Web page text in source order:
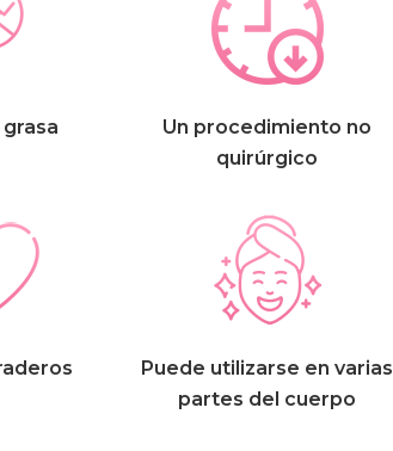
Un procedimiento no
quirúrgico
Puede utilizarse en varias
partes del cuerpo